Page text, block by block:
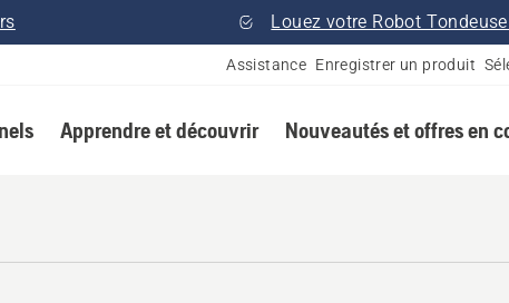
Louez votre Robot
Assistance Enregistrer un produit
Apprendre et découvrir Nouveautés et offres en